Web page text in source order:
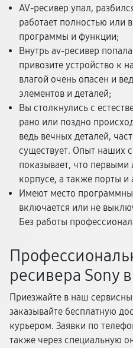
AV-ресивер упал,
работает полностью или
программы и функции;
Внутрь av-ресивер
привозите устройство к
влагой очень опасен и
элементов и деталей;
Вы столкнулись с
рано или поздно
ведь вечных деталей,
существует. Опыт наших
показывает, что
корпусе, а также порты и
Имеют место
включается или не
Без работы
ресивера Sony
Приезжайте в наш
заказывайте бесплатную
курьером. Заявки по
также через специальную